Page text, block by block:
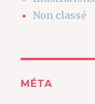
Non classé
MÉTA